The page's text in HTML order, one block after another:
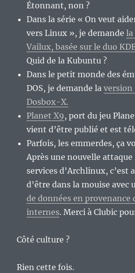
Étonnant, non ?
Dans la série « On veut
vers Linux », je demandela
Vailux, basée sur le duo
Quid de la Kubuntu ?
Dans le petit monde des
DOS, je demande laversion
Dosbox-X.
Planet X9, port du jeu
vient d’être publié et est
Parfois, les emmerdes, ça
Après une nouvelle attaque
services d’Archlinux, c’est
d’être dans la mouise avec
de données en provenance
internes. Merci à Clubic
Côté culture ?
Rien cette fois.